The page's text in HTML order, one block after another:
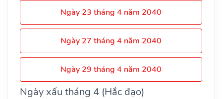
Ngày 23 tháng 4 năm 2040
Ngày 27 tháng 4 năm 2040
Ngày 29 tháng 4 năm 2040
Ngày xấu tháng 4 (Hắc đạo)